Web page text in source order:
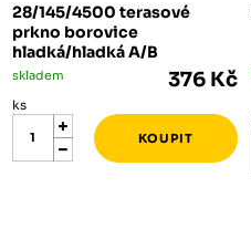
28/145/4500 terasové
prkno borovice
hladká/hladká A/B
skladem 376 Kč
ks